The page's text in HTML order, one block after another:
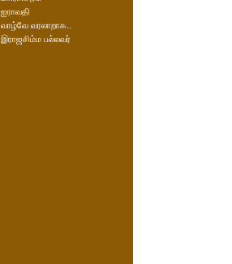
ஐராவதி
வாழ்வே வரலாறாக..
இராஜசிம்ம பல்லவர்